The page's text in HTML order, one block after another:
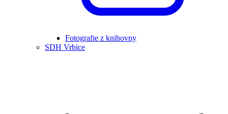
Fotografie z knihovny
SDH Vrbice